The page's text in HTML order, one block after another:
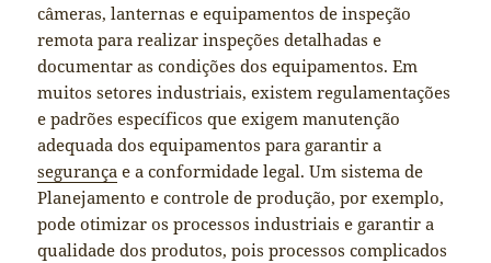
câmeras, lanternas e equipamentos de inspeção
remota para realizar inspeções detalhadas e
documentar as condições dos equipamentos. Em
muitos setores industriais, existem regulamentações
e padrões específicos que exigem manutenção
adequada dos equipamentos para garantir a
segurança e a conformidade legal. Um sistema de
Planejamento e controle de produção, por exemplo,
pode otimizar os processos industriais e garantir a
qualidade dos produtos, pois processos complicados